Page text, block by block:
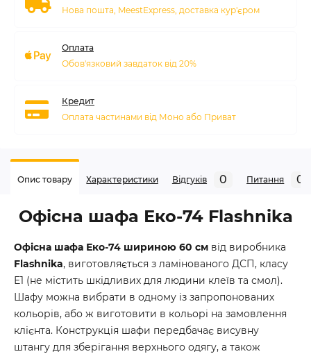
Нова пошта, MeestExpress, доставка кур'єром
Оплата
Обов'язковий завдаток від 20%
Кредит
Оплата частинами від Моно або Приват
Опис товару Характеристики Відгуків 0 Питання 0
Офісна шафа Еко-74 Flashnika
Офісна шафа Еко-74 шириною 60 см від виробника
Flashnika, виготовляється з ламінованого ДСП, класу
Е1 (не містить шкідливих для людини клеїв та смол).
Шафу можна вибрати в одному із запропонованих
кольорів, або ж виготовити в кольорі на замовлення
клієнта. Конструкція шафи передбачає висувну
штангу для зберігання верхнього одягу, а також